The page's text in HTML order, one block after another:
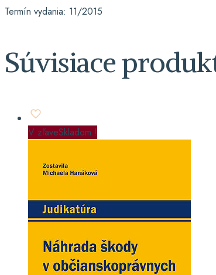
Termín vydania: 11/2015
Súvisiace
V zľaveSkladom !